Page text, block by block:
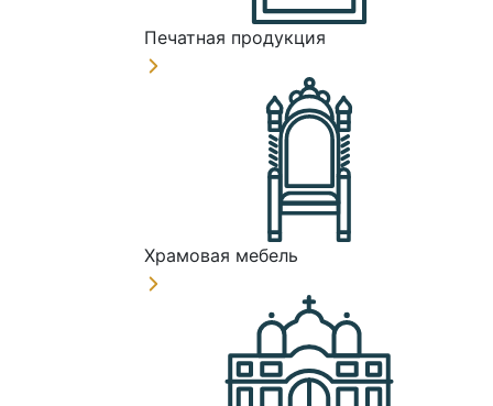
Печатная продукция
Храмовая мебель